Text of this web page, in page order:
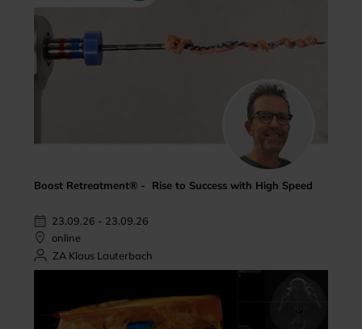
Boost Retreatment® - Rise to Success with High Speed
23.09.26 - 23.09.26
online
ZA Klaus Lauterbach